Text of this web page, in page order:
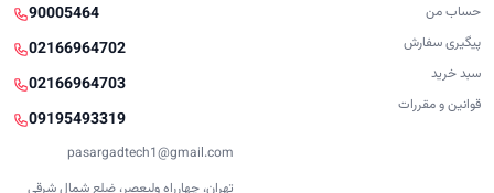
حساب من
پیگیری سفارش
سبد خرید
قوانین و مقررات
90005464
02166964702
02166964703
09195493319
pasargadtech1@gmail.com
تهران، چهارراه ولیعصر، ضلع شمال شرقی